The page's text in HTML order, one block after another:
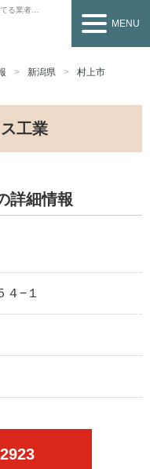
探すなら
MENU
新潟県 村上市
工業
詳細情報
−１